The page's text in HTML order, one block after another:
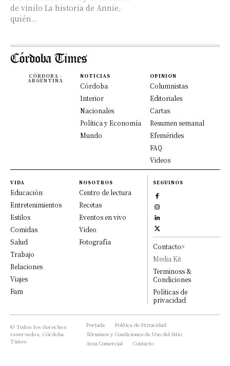
de vinilo La historia de Annie,
quién...
CÓRDOBA -
ARGENTINA
NOTICIAS
Córdoba
Interior
Nacionales
Política y Economía
Mundo
OPINION
Columnistas
Editoriales
Cartas
Resumen semanal
Efemérides
FAQ
Videos
VIDA
Educación
Entretenimientos
Estilos
Comidas
Salud
Trabajo
Relaciones
Viajes
Fam
NOSOTROS
Centro de lectura
Recetas
Eventos en vivo
Video
Fotografía
SEGUINOS
Contacto>
Media Kit
Terminoss &
Condiciones
Políticas de
privacidad
© Todos los derechos
reservados, Córdoba
Times
Portada
Política de Privacidad
Términos y Condiciones de Uso del Sitio
Area Comercial
Contacto